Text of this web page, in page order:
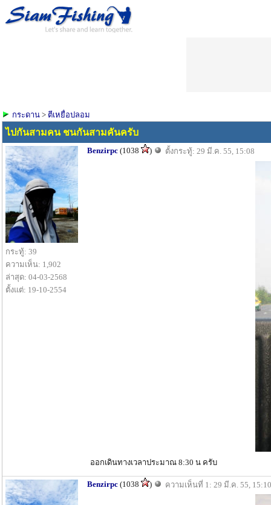
กระดาน > ตีเหยื่อปลอม
ไปกันสามคน ชนกันสามคันครับ
กระทู้: 39
ความเห็น: 1,902
ล่าสุด: 04-03-2568
ตั้งแต่: 19-10-2554
Benzirpc (1038 ) ตั้งกระทู้: 29 มี.ค. 55, 15:08
ออกเดินทางเวลาประมาณ 8:30 น ครับ
Benzirpc (1038 ) ความเห็นที่ 1: 29 มี.ค. 55, 15:10